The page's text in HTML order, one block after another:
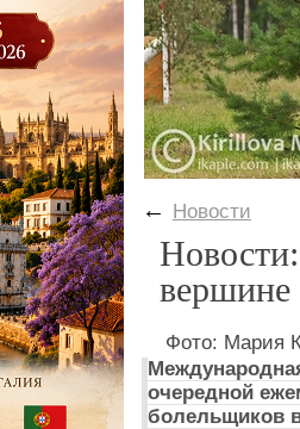
← Новости
вершине
Фото: Мария
очередной
болельщиков